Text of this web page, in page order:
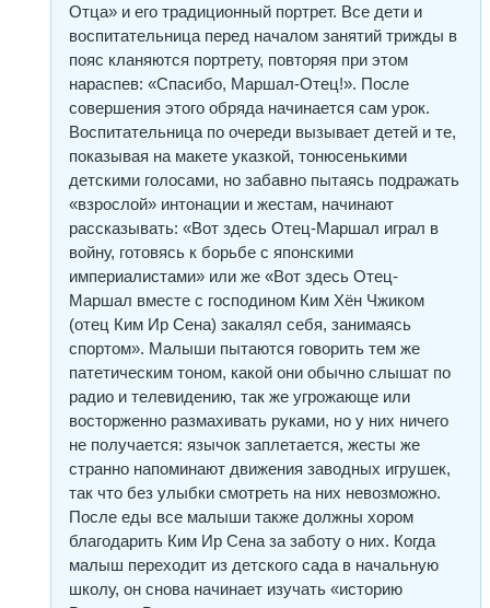
Отца» и его традиционный портрет. Все дети и
воспитательница перед началом занятий трижды в
пояс кланяются портрету, повторяя при этом
нараспев: «Спасибо, Маршал-Отец!». После
совершения этого обряда начинается сам урок.
Воспитательница по очереди вызывает детей и те,
показывая на макете указкой, тонюсенькими
детскими голосами, но забавно пытаясь подражать
«взрослой» интонации и жестам, начинают
рассказывать: «Вот здесь Отец-Маршал играл в
войну, готовясь к борьбе с японскими
империалистами» или же «Вот здесь Отец-
Маршал вместе с господином Ким Хён Чжиком
(отец Ким Ир Сена) закалял себя, занимаясь
спортом». Малыши пытаются говорить тем же
патетическим тоном, какой они обычно слышат по
радио и телевидению, так же угрожающе или
восторженно размахивать руками, но у них ничего
не получается: язычок заплетается, жесты же
странно напоминают движения заводных игрушек,
так что без улыбки смотреть на них невозможно.
После еды все малыши также должны хором
благодарить Ким Ир Сена за заботу о них. Когда
малыш переходит из детского сада в начальную
школу, он снова начинает изучать «историю